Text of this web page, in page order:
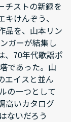
チストの新録を
けんぞう、
品を、山本リン
ガーが結集し
、70年代歌謡ポ
であった。山
エイスと並ん
の一つとして
高いカタログ
ないだろう